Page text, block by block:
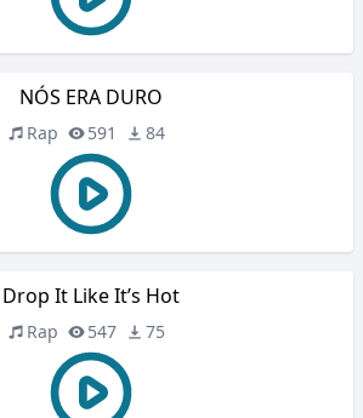
NÓS ERA DURO
Rap 591 84
Drop It Like It’s Hot
Rap 547 75